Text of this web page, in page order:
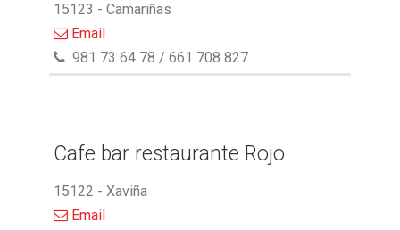
15123 - Camariñas
Email
981 73 64 78 / 661 708 827
Cafe bar restaurante Rojo
15122 - Xaviña
Email